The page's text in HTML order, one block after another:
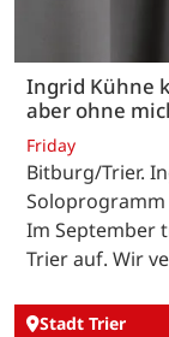
Ingrid Kühne
aber ohne
Friday
Bitburg/Trier.
Soloprogramm
Im September
Trier auf. Wir
Stadt Trier